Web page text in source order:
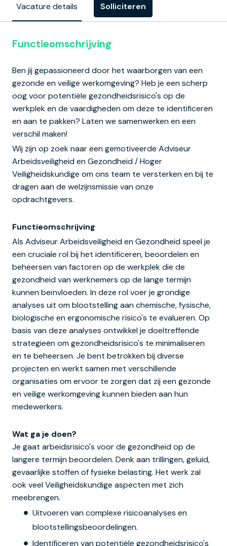
Vacature details Solliciteren
Functieomschrijving
Ben jij gepassioneerd door het waarborgen van een
gezonde en veilige werkomgeving? Heb je een scherp
oog voor potentiële gezondheidsrisico's op de
werkplek en de vaardigheden om deze te identificeren
en aan te pakken? Laten we samenwerken en een
verschil maken!
Wij zijn op zoek naar een gemotiveerde Adviseur
Arbeidsveiligheid en Gezondheid / Hoger
Veiligheidskundige om ons team te versterken en bij te
dragen aan de welzijnsmissie van onze
opdrachtgevers.
Functieomschrijving
Als Adviseur Arbeidsveiligheid en Gezondheid speel je
een cruciale rol bij het identificeren, beoordelen en
beheersen van factoren op de werkplek die de
gezondheid van werknemers op de lange termijn
kunnen beïnvloeden. In deze rol voer je grondige
analyses uit om blootstelling aan chemische, fysische,
biologische en ergonomische risico's te evalueren. Op
basis van deze analyses ontwikkel je doeltreffende
strategieën om gezondheidsrisico's te minimaliseren
en te beheersen. Je bent betrokken bij diverse
projecten en werkt samen met verschillende
organisaties om ervoor te zorgen dat zij een gezonde
en veilige werkomgeving kunnen bieden aan hun
medewerkers.
Wat ga je doen?
Je gaat arbeidsrisico's voor de gezondheid op de
langere termijn beoordelen. Denk aan trillingen, geluid,
gevaarlijke stoffen of fysieke belasting. Het werk zal
ook veel Veiligheidskundige aspecten met zich
meebrengen.
Uitvoeren van complexe risicoanalyses en
blootstellingsbeoordelingen.
Identificeren van potentiële gezondheidsrisico's